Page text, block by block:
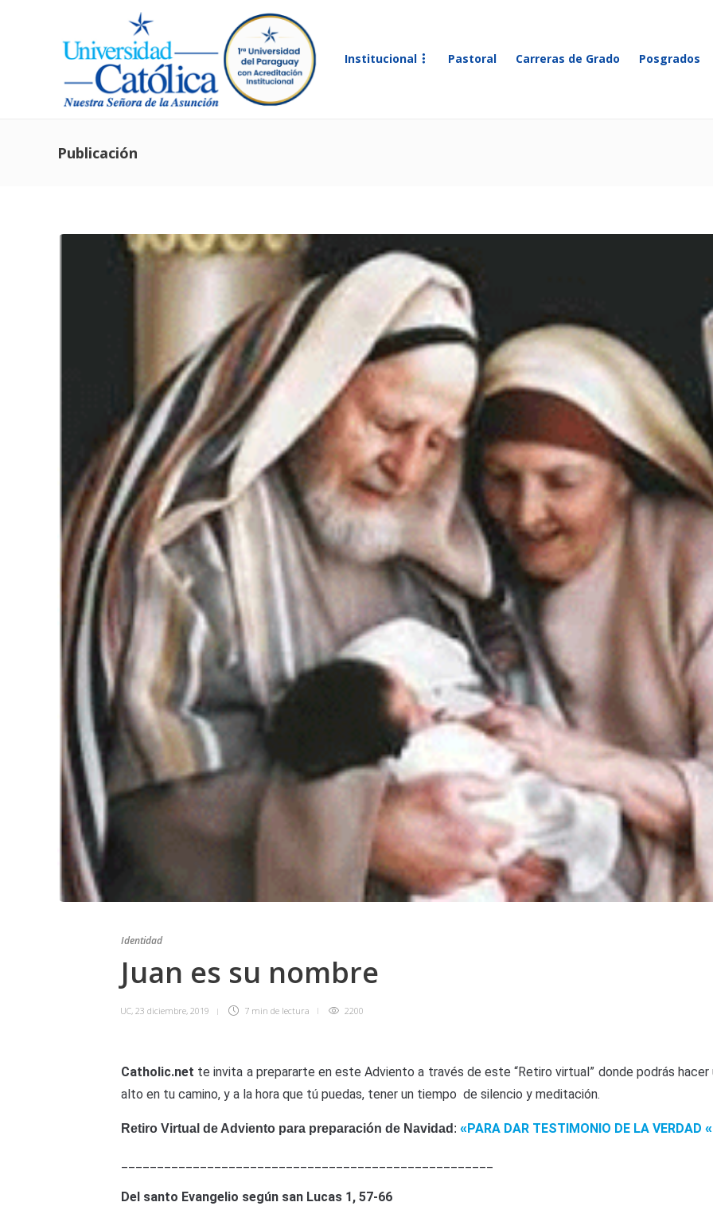
Institucional Pastoral Carreras de Grado Posgrados
Publicación
Identidad
Juan es su nombre
UC, 23 diciembre, 2019 7 min de lectura 2200
Catholic.net te invita a prepararte en este Adviento a través de este “Retiro virtual” donde podrás hacer
alto en tu camino, y a la hora que tú puedas, tener un tiempo de silencio y meditación.
Retiro Virtual de Adviento para preparación de Navidad : « PARA DAR TESTIMONIO DE LA VERDAD «
Del santo Evangelio según san Lucas 1, 57-66